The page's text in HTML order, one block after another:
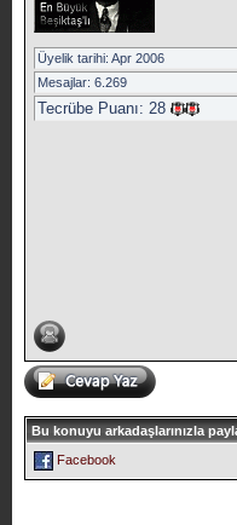
Üyelik tarihi: Apr 2006
Mesajlar: 6.269
Tecrübe Puanı: 28
Bu konuyu arkadaşlarınızla
Facebook